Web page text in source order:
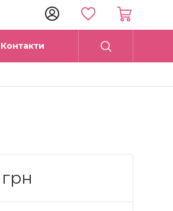
Контакти
грн